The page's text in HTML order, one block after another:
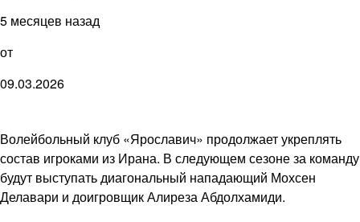
5 месяцев назад
от
09.03.2026
Волейбольный клуб «Ярославич» продолжает укреплять
состав игроками из Ирана. В следующем сезоне за команду
будут выступать диагональный нападающий Мохсен
Делавари и доигровщик Алиреза Абдолхамиди.